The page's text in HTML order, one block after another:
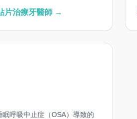
片治療牙醫師 →
呼吸中止症（OSA）導致的